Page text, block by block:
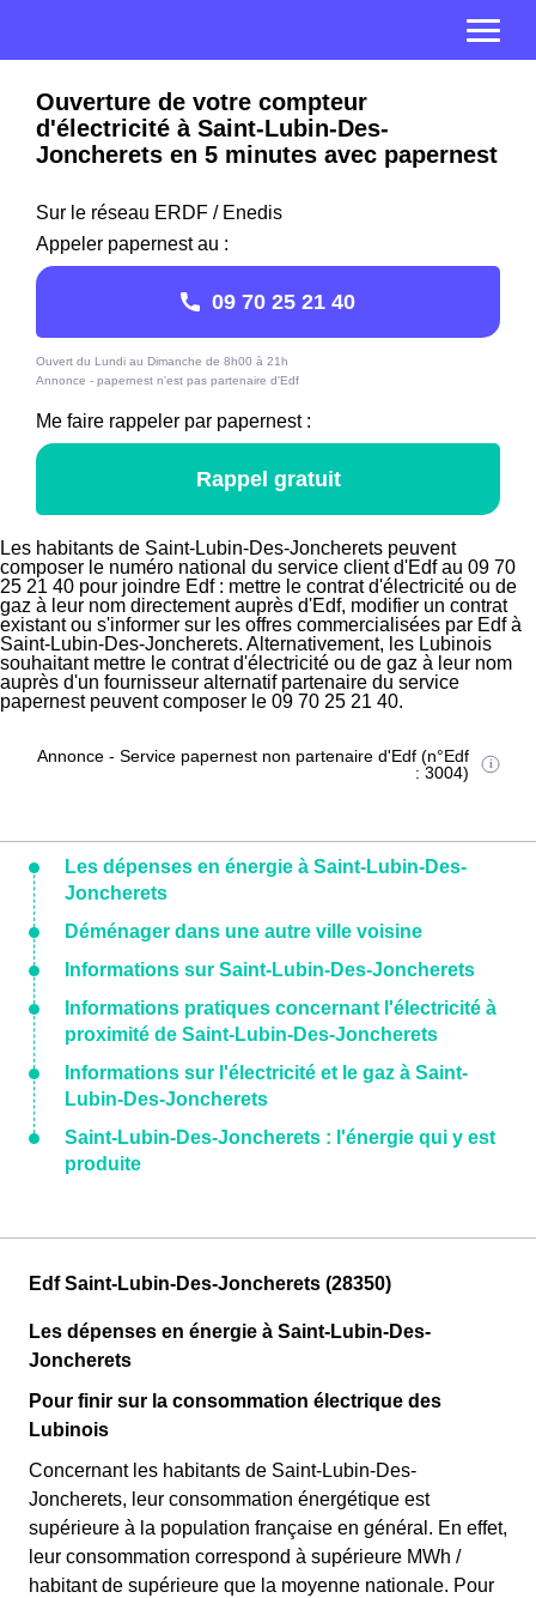
Ouverture de votre compteur
d'électricité à Saint-Lubin-Des-
Joncherets en 5 minutes avec papernest
Sur le réseau ERDF / Enedis
Appeler papernest au :
09 70 25 21 40
Ouvert du Lundi au Dimanche de 8h00 à 21h
Annonce - papernest n'est pas partenaire d'Edf
Me faire rappeler par papernest :
Rappel gratuit
Les habitants de Saint-Lubin-Des-Joncherets peuvent
composer le numéro national du service client d'Edf au 09 70
25 21 40 pour joindre Edf : mettre le contrat d'électricité ou de
gaz à leur nom directement auprès d'Edf, modifier un contrat
existant ou s'informer sur les offres commercialisées par Edf à
Saint-Lubin-Des-Joncherets. Alternativement, les Lubinois
souhaitant mettre le contrat d'électricité ou de gaz à leur nom
auprès d'un fournisseur alternatif partenaire du service
papernest peuvent composer le 09 70 25 21 40.
Annonce - Service papernest non partenaire d'Edf (n°Edf
: 3004)
Les dépenses en énergie à Saint-Lubin-Des-
Joncherets
Déménager dans une autre ville voisine
Informations sur Saint-Lubin-Des-Joncherets
Informations pratiques concernant l'électricité à
proximité de Saint-Lubin-Des-Joncherets
Informations sur l'électricité et le gaz à Saint-
Lubin-Des-Joncherets
Saint-Lubin-Des-Joncherets : l'énergie qui y est
produite
Edf Saint-Lubin-Des-Joncherets (28350)
Les dépenses en énergie à Saint-Lubin-Des-
Joncherets
Pour finir sur la consommation électrique des
Lubinois
Concernant les habitants de Saint-Lubin-Des-
Joncherets, leur consommation énergétique est
supérieure à la population française en général. En effet,
leur consommation correspond à supérieure MWh /
habitant de supérieure que la moyenne nationale. Pour